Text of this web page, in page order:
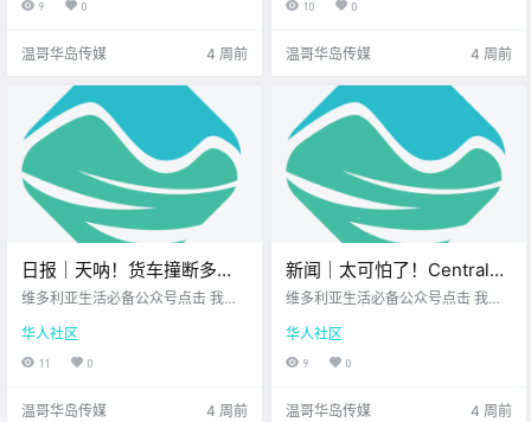
岛雇主被罚21万刀！
扩大至温哥.
9 0
温哥华岛传媒 4 周前
市、夏日游园会！
天音乐会 还.
10 0
温哥华岛传媒 4 周前
日报｜天呐！货车撞断多根
电线杆，Malahat公路严重瘫
将建22层混合用途公寓楼！
维多利亚生活必备公众号点击 我在
想一直在你身边北美最大亚洲超市
您值得信赖的地产经纪公元2026年
7月10日 农历5月26日 星期五 巨蟹
预报.
华人社区
11 0
温哥华岛传媒 4 周前
新闻｜太可怕了！Central
Saanich恶犬伤人，三岁幼童
惊现神秘“双头蛇”？
维多利亚生活必备公众号点击 我在
一直在你身边UPS维多利亚DT店北
美最大亚洲超市 大家周四好呀~ 一
周接近尾声 你的心情还好吗？ 先来
aanich恶.
华人社区
9 0
温哥华岛传媒 4 周前